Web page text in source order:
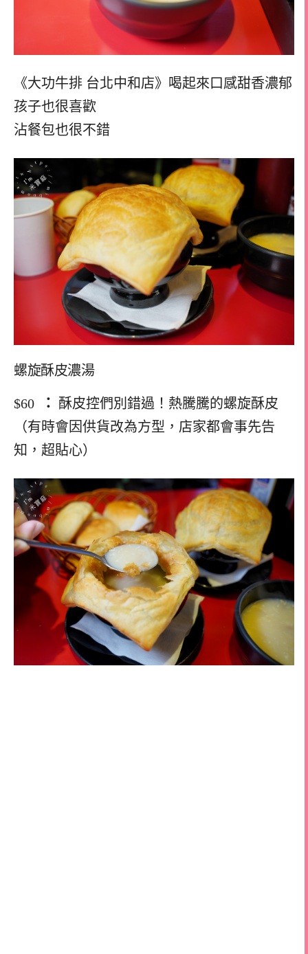
《大功牛排 台北中和店》喝起來口感甜香濃郁
孩子也很喜歡
沾餐包也很不錯
螺旋酥皮濃湯
$60 ： 酥皮控們別錯過！熱騰騰的螺旋酥皮
（有時會因供貨改為方型，店家都會事先告
知，超貼心）